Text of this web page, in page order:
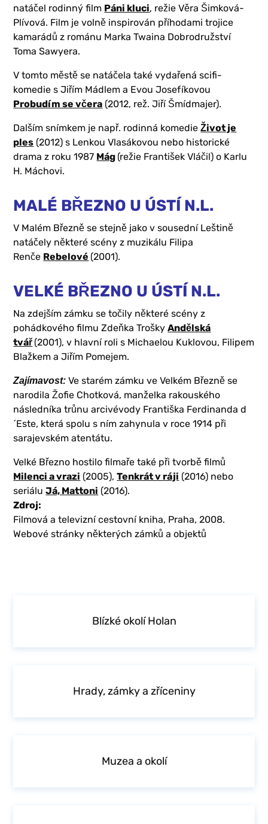
natáčel rodinný film Páni kluci, režie Věra Šimková-
Plívová. Film je volně inspirován příhodami trojice
kamarádů z románu Marka Twaina Dobrodružství
Toma Sawyera.
V tomto městě se natáčela také vydařená scifi-
komedie s Jiřím Mádlem a Evou Josefíkovou
Probudím se včera (2012, rež. Jiří Šmídmajer).
Dalším snímkem je např. rodinná komedieŽivot je
ples (2012) s Lenkou Vlasákovou nebo historické
drama z roku 1987 Mág (režie František Vláčil) o Karlu
H. Máchovi.
MALÉ BŘEZNO U ÚSTÍ N.L.
V Malém Březně se stejně jako v sousední Leštině
natáčely některé scény z muzikálu Filipa
Renče Rebelové (2001).
VELKÉ BŘEZNO U ÚSTÍ N.L.
Na zdejším zámku se točily některé scény z
pohádkového filmu Zdeňka TroškyAndělská
tvář (2001), v hlavní roli s Michaelou Kuklovou, Filipem
Blažkem a Jiřím Pomejem.
Zajímavost: Ve starém zámku ve Velkém Březně se
narodila Žofie Chotková, manželka rakouského
následníka trůnu arcivévody Františka Ferdinanda d
´Este, která spolu s ním zahynula v roce 1914 při
sarajevském atentátu.
Velké Březno hostilo filmaře také při tvorbě filmů
Milenci a vrazi (2005),Tenkrát v ráji (2016) nebo
seriáluJá, Mattoni (2016).
Zdroj:
Filmová a televizní cestovní kniha, Praha, 2008.
Webové stránky některých zámků a objektů
Blízké okolí Holan
Hrady, zámky a zříceniny
Muzea a okolí